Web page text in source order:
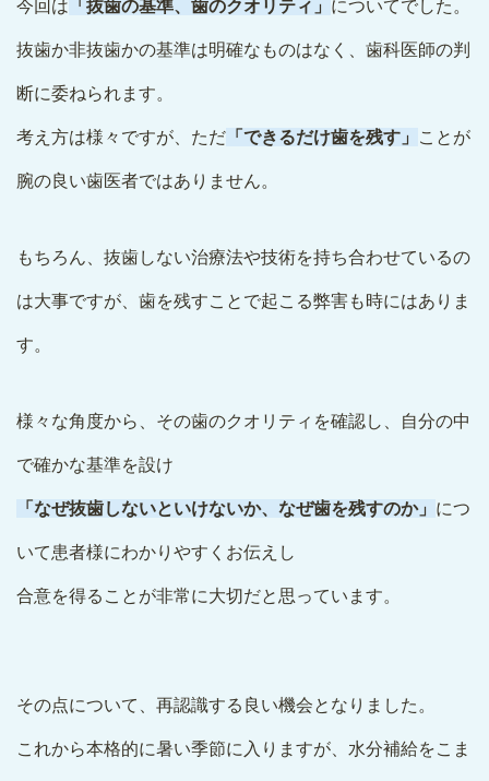
今回は 「抜歯の基準、歯のクオリティ」 についてでした。
抜歯か非抜歯かの基準は明確なものはなく、歯科医師の判
断に委ねられます。
考え方は様々ですが、ただ 「できるだけ歯を残す」 ことが
腕の良い歯医者ではありません。
もちろん、抜歯しない治療法や技術を持ち合わせているの
は大事ですが、歯を残すことで起こる弊害も時にはありま
す。
様々な角度から、その歯のクオリティを確認し、自分の中
で確かな基準を設け
「なぜ抜歯しないといけないか、なぜ歯を残すのか」 につ
いて患者様にわかりやすくお伝えし
合意を得ることが非常に大切だと思っています。
その点について、再認識する良い機会となりました。
これから本格的に暑い季節に入りますが、水分補給をこま